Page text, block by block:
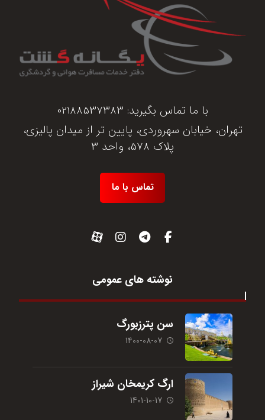
با ما تماس بگیرید: 02188537383
تهران، خیابان سهروردی، پایین تر از میدان پالیزی،
پلاک 578، واحد 3
تماس با ما
نوشته های عمومی
سن پترزبورگ
1400-08-07
ارگ کریمخان شیراز
1401-10-17